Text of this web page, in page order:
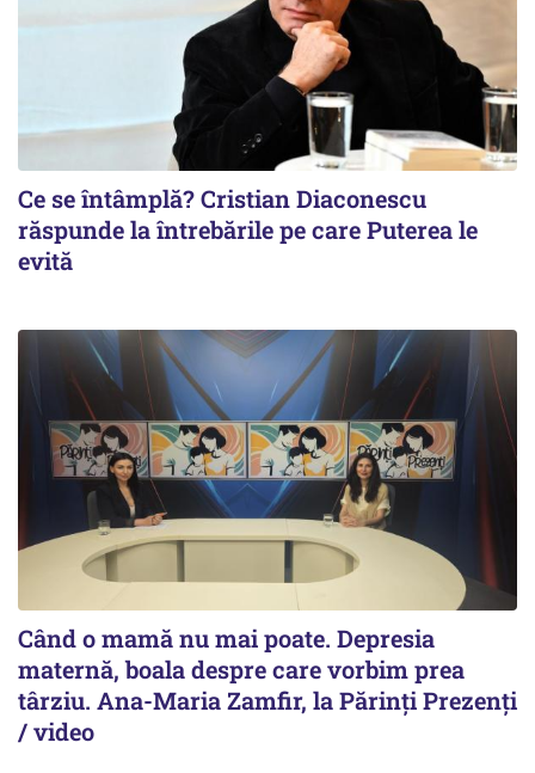
Ce se întâmplă? Cristian Diaconescu
răspunde la întrebările pe care Puterea le
evită
Când o mamă nu mai poate. Depresia
maternă, boala despre care vorbim prea
târziu. Ana-Maria Zamfir, la Părinți Prezenți
/ video